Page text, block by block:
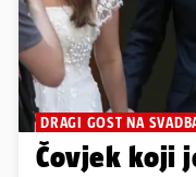
DRAGI GOST NA
Čovjek koji